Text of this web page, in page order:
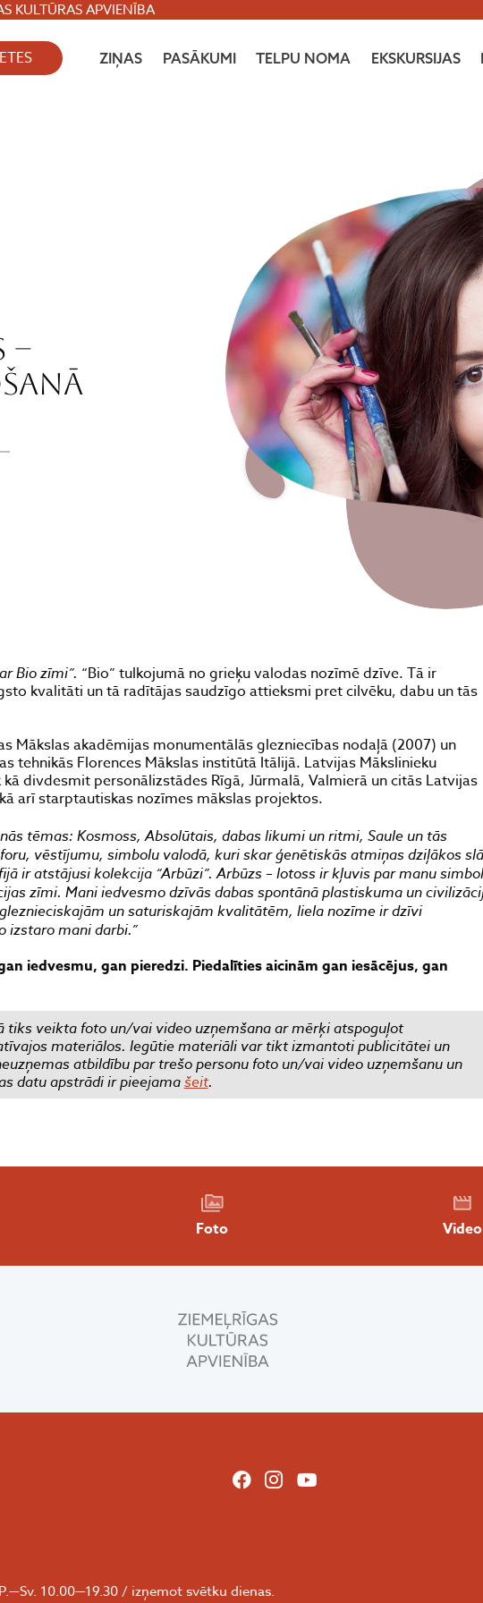
KULTŪRAS APVIENĪBA
ZIŅAS PASĀKUMI TELPU NOMA EKSKURSIJAS
–
Bio zīmi”. “Bio” tulkojumā no grieķu valodas nozīmē dzīve. Tā ir
kvalitāti un tā radītājas saudzīgo attieksmi pret cilvēku, dabu un tās
Mākslas akadēmijas monumentālās glezniecības nodaļā (2007) un
tehnikās Florences Mākslas institūtā Itālijā. Latvijas Mākslinieku
divdesmit personālizstādes Rīgā, Jūrmalā, Valmierā un citās Latvijas
arī starptautiskas nozīmes mākslas projektos.
tēmas: Kosmoss, Absolūtais, dabas likumi un ritmi, Saule un tās
vēstījumu, simbolu valodā, kuri skar ģenētiskās atmiņas dziļākos
ir atstājusi kolekcija “Arbūzi”. Arbūzs – lotoss ir kļuvis par manu
zīmi. Mani iedvesmo dzīvās dabas spontānā plastiskuma un
un saturiskajām kvalitātēm, liela nozīme ir dzīvi
izstaro mani darbi.”
iedvesmu, gan pieredzi. Piedalīties aicinām gan iesācējus, gan
veikta foto un/vai video uzņemšana ar mērķi atspoguļot
materiālos. Iegūtie materiāli var tikt izmantoti publicitātei un
atbildību par trešo personu foto un/vai video uzņemšanu un
datu apstrādi ir pieejamašeit.
Foto Video
P.—Sv. 10.00—19.30 / izņemot svētku dienas.